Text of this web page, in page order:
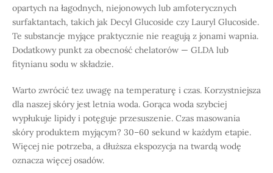
opartych na łagodnych, niejonowych lub amfoterycznych
surfaktantach, takich jak Decyl Glucoside czy Lauryl Glucoside.
Te substancje myjące praktycznie nie reagują z jonami wapnia.
Dodatkowy punkt za obecność chelatorów — GLDA lub
fitynianu sodu w składzie.
Warto zwrócić tez uwagę na temperaturę i czas. Korzystniejsza
dla naszej skóry jest letnia woda. Gorąca woda szybciej
wypłukuje lipidy i potęguje przesuszenie. Czas masowania
skóry produktem myjącym? 30–60 sekund w każdym etapie.
Więcej nie potrzeba, a dłuższa ekspozycja na twardą wodę
oznacza więcej osadów.